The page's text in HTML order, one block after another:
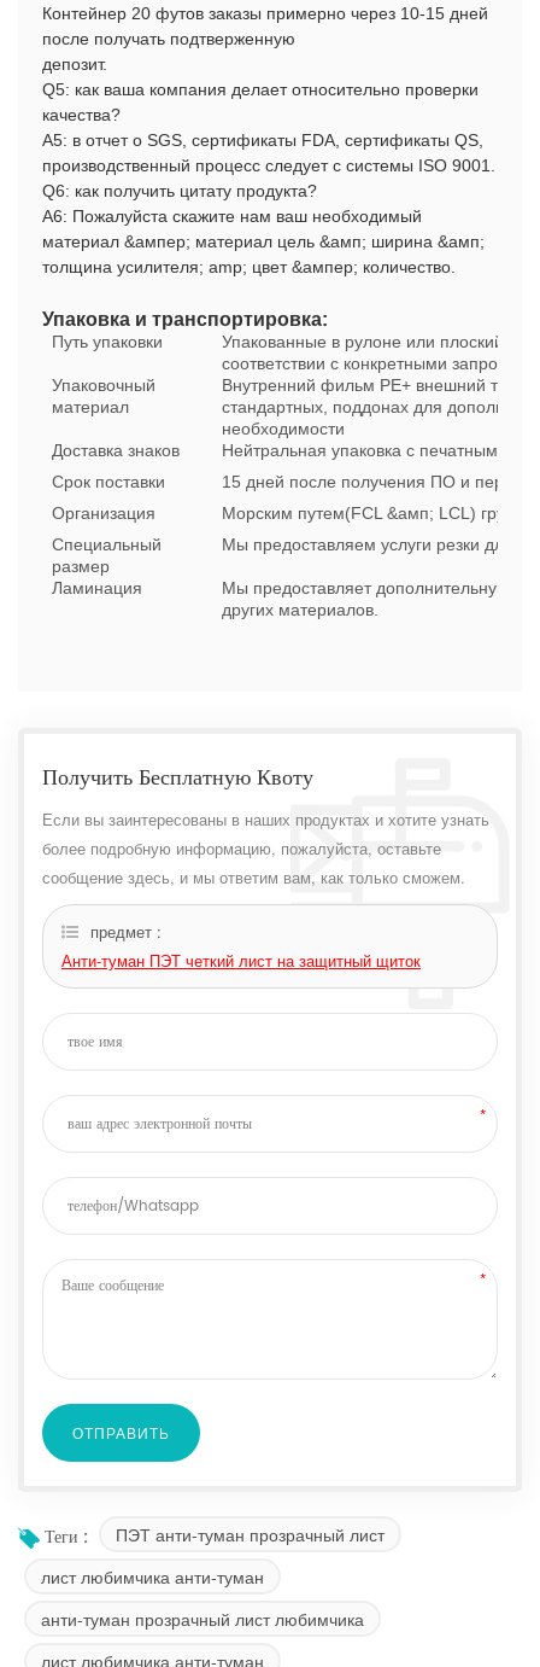
Контейнер 20 футов заказы примерно через 10-15 дней
после получать подтверженную
депозит.
Q5: как ваша компания делает относительно проверки
качества?
А5: в отчет о SGS, сертификаты FDA, сертификаты QS,
производственный процесс следует с системы ISO 9001.
Q6: как получить цитату продукта?
А6: Пожалуйста скажите нам ваш необходимый
материал &ампер; материал цель &амп; ширина &амп;
толщина усилителя; amp; цвет &ампер; количество.
Упаковка и транспортировка:
Путь упаковки
Упакованные в рулоне или плоский
соответствии с конкретными
Упаковочный
материал
Внутренний фильм PE+ внешний
стандартных, поддонах для
необходимости
Доставка знаков
Нейтральная упаковка с печатными
Срок поставки
15 дней после получения ПО и
Организация
Морским путем(FCL &амп; LCL) грузов
Специальный
размер
Мы предоставляем услуги резки для
Ламинация
Мы предоставляет дополнительную
других материалов.
Получить Бесплатную Квоту
Если вы заинтересованы в наших продуктах и ​​хотите узнать
более подробную информацию, пожалуйста, оставьте
сообщение здесь, и мы ответим вам, как только сможем.
предмет :
Анти-туман ПЭТ четкий лист на защитный щиток
Теги :
ПЭТ анти-туман прозрачный лист
лист любимчика анти-туман
анти-туман прозрачный лист любимчика
лист любимчика анти-туман